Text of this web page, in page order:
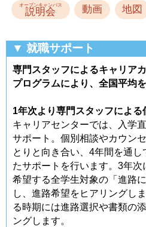
オープンキャンパス
説明会 動画 地図
▼ 就職サポート
専門スタッフによるキャリア
プログラムにより、全国平均
1年次より専門スタッフによる
キャリアセンターでは、入学
サポート。個別相談やカウン
とりと向き合い、4年間を通し
たサポートを行います。3年
希望する全学生対象の「進路
し、進路希望をヒアリングし
る時期には進路選択や書類の
ングします。